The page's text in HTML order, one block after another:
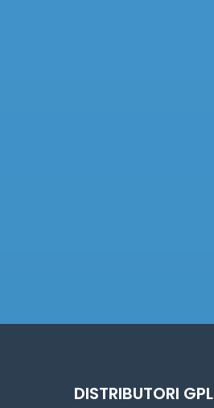
DISTRIBUTORI GPL